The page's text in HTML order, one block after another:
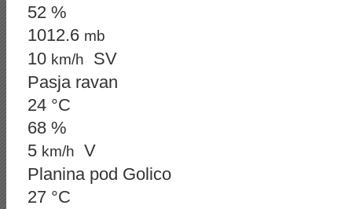
52 %
1012.6 mb
10 km/h
SV
Pasja ravan
24 °C
68 %
5 km/h
V
Planina pod Golico
27 °C